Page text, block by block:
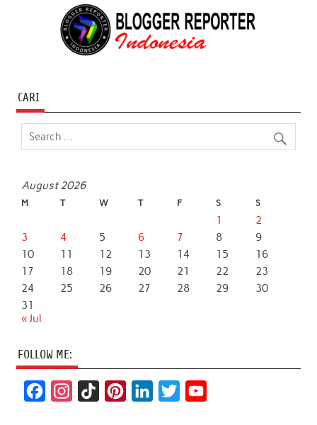
CARI
August 2026
M T W T F S S
1
2
3
4 5 6 7 8
9
10
11 12 13 14 15
16
17
18 19 20 21 22
23
24
25 26 27 28 29
30
31
« Jul
FOLLOW ME: